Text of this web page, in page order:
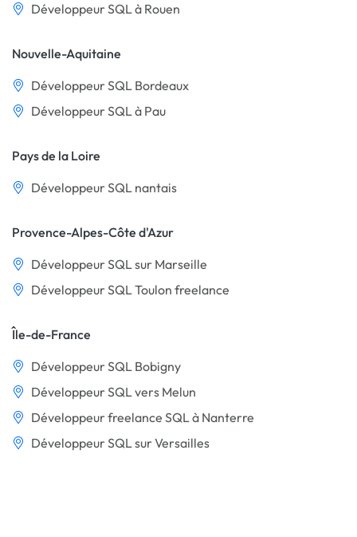
Développeur SQL à Rouen
Nouvelle-Aquitaine
Développeur SQL Bordeaux
Développeur SQL à Pau
Pays de la Loire
Développeur SQL nantais
Provence-Alpes-Côte d'Azur
Développeur SQL sur Marseille
Développeur SQL Toulon freelance
Île-de-France
Développeur SQL Bobigny
Développeur SQL vers Melun
Développeur freelance SQL à Nanterre
Développeur SQL sur Versailles